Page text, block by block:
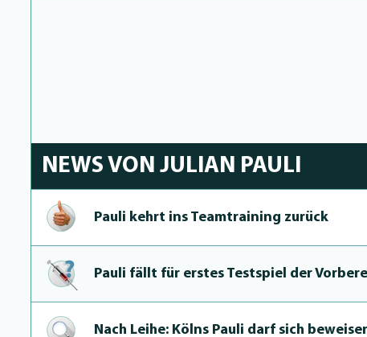
NEWS VON JULIAN PAULI
Pauli kehrt ins Teamtraining zurück
Pauli fällt für erstes Testspiel der
Nach Leihe: Kölns Pauli darf sich